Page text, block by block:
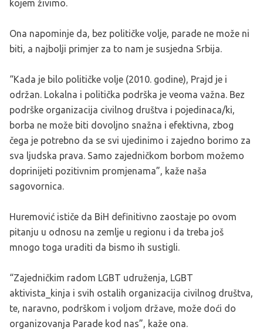
kojem živimo.
Ona napominje da, bez političke volje, parade ne može ni
biti, a najbolji primjer za to nam je susjedna Srbija.
“Kada je bilo političke volje (2010. godine), Prajd je i
održan. Lokalna i politička podrška je veoma važna. Bez
podrške organizacija civilnog društva i pojedinaca/ki,
borba ne može biti dovoljno snažna i efektivna, zbog
čega je potrebno da se svi ujedinimo i zajedno borimo za
sva ljudska prava. Samo zajedničkom borbom možemo
doprinijeti pozitivnim promjenama”, kaže naša
sagovornica.
Huremović ističe da BiH definitivno zaostaje po ovom
pitanju u odnosu na zemlje u regionu i da treba još
mnogo toga uraditi da bismo ih sustigli.
“Zajedničkim radom LGBT udruženja, LGBT
aktivista_kinja i svih ostalih organizacija civilnog društva,
te, naravno, podrškom i voljom države, može doći do
organizovanja Parade kod nas”, kaže ona.